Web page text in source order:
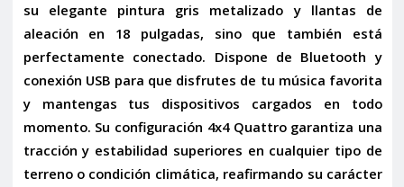
su elegante pintura gris metalizado y llantas de
aleación en 18 pulgadas, sino que también está
perfectamente conectado. Dispone de Bluetooth y
conexión USB para que disfrutes de tu música favorita
y mantengas tus dispositivos cargados en todo
momento. Su configuración 4x4 Quattrogarantiza una
tracción y estabilidad superiores en cualquier tipo de
terreno o condición climática, reafirmando su carácter